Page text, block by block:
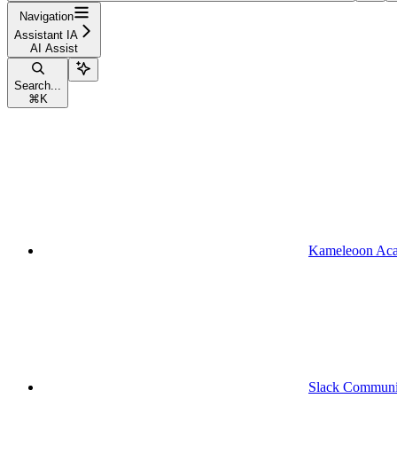
Navigation
Assistant IA
AI Assist
Search...
⌘ K
Kameleoon
Slack